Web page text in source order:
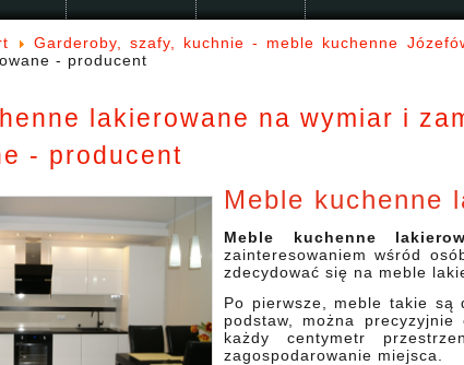
Garderoby, szafy, kuchnie - meble kuchenne
- producent
lakierowane na wymiar i
- producent
Meble kuchenne
Meble kuchenne
zainteresowaniem wśród
zdecydować się na meble
Po pierwsze, meble takie są
podstaw, można
każdy centymetr
zagospodarowanie miejsca.